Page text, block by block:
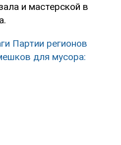
и мастерской в
Партии регионов
для мусора: